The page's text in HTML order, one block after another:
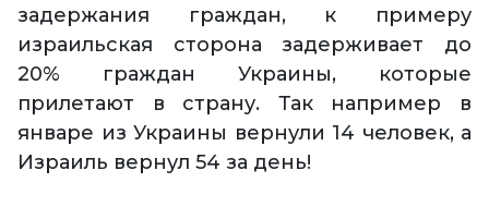
задержания граждан, к примеру
израильская сторона задерживает до
20% граждан Украины, которые
прилетают в страну. Так например в
январе из Украины вернули 14 человек, а
Израиль вернул 54 за день!